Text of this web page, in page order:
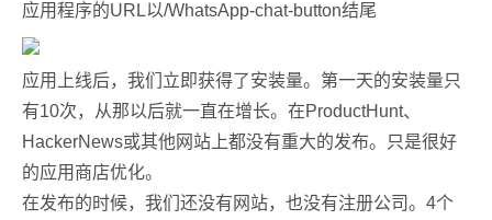
应用程序的URL以/WhatsApp-chat-button结尾
应用上线后，我们立即获得了安装量。第一天的安装量只
有10次，从那以后就一直在增长。在ProductHunt、
HackerNews或其他网站上都没有重大的发布。只是很好
的应用商店优化。
在发布的时候，我们还没有网站，也没有注册公司。4个